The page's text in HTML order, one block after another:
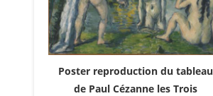
Poster reproduction du tableau
de Paul Cézanne les Trois